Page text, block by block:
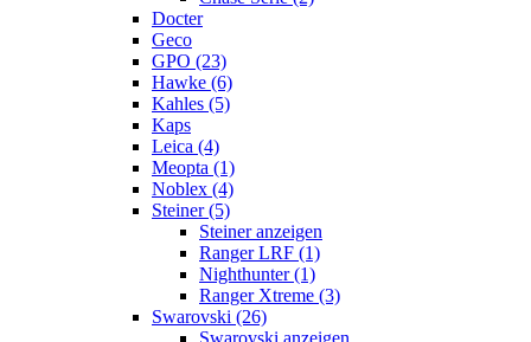
Docter
Geco
GPO (23)
Hawke (6)
Kahles (5)
Kaps
Leica (4)
Meopta (1)
Noblex (4)
Steiner (5)
Steiner anzeigen
Ranger LRF (1)
Nighthunter (1)
Ranger Xtreme (3)
Swarovski (26)
Swarovski anzeigen